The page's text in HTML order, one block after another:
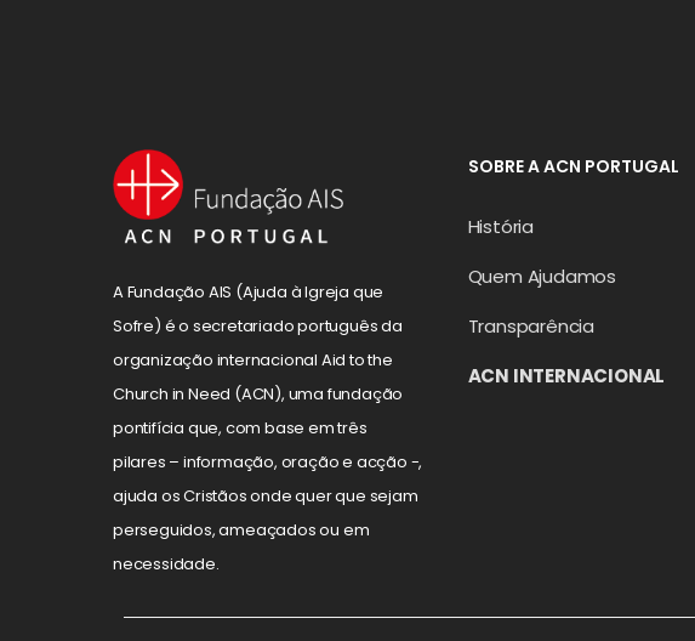
A Fundação AIS (Ajuda à Igreja que
Sofre) é o secretariado português da
organização internacional Aid to the
Church in Need (ACN), uma fundação
pontifícia que, com base em três
pilares – informação, oração e acção -,
ajuda os Cristãos onde quer que sejam
perseguidos, ameaçados ou em
necessidade.
SOBRE A ACN PORTUGAL
História
Quem Ajudamos
Transparência
ACN INTERNACIONAL